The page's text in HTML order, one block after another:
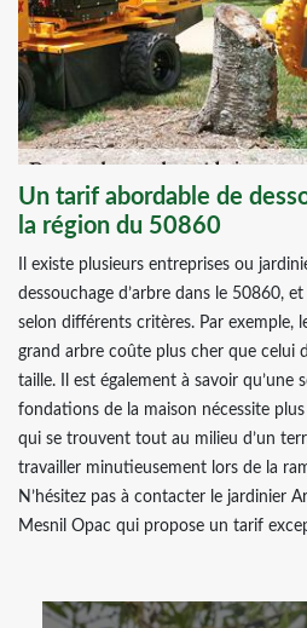
Un tarif abordable de
la région du 50860
Il existe plusieurs entreprises ou
dessouchage d’arbre dans le 50860,
selon différents critères. Par exemple,
grand arbre coûte plus cher que celui
taille. Il est également à savoir qu’une
fondations de la maison nécessite
qui se trouvent tout au milieu d’un
travailler minutieusement lors de la
N’hésitez pas à contacter le jardinier
Mesnil Opac qui propose un tarif